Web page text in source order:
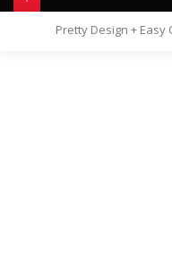
Pretty Design +